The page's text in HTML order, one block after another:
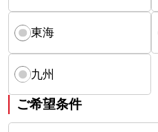
東海
九州
ご希望条件